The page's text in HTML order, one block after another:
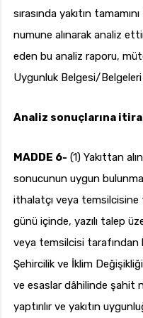
sırasında yakıtın
numune alınarak analiz
eden bu analiz raporu,
Uygunluk Belgesi/Belgeleri
Analiz sonuçlarına
MADDE 6- (1) Yakıttan
sonucunun uygun
ithalatçı veya
günü içinde, yazılı talep
veya temsilcisi tarafından
Şehircilik ve İklim
ve esaslar dâhilinde şahit
yaptırılır ve yakıtın